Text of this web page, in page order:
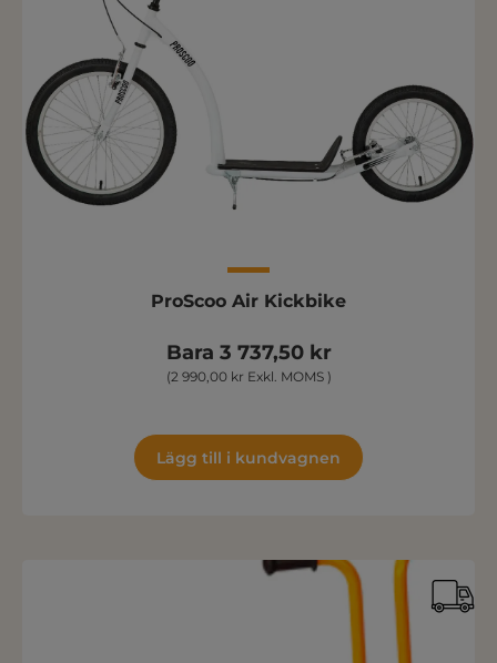
ProScoo Air Kickbike
Bara 3 737,50 kr
(2 990,00 kr Exkl. MOMS )
Lägg till i kundvagnen